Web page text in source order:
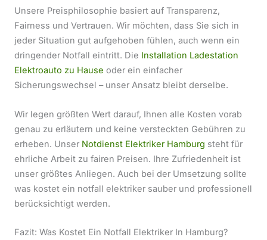
Unsere Preisphilosophie basiert auf Transparenz,
Fairness und Vertrauen. Wir möchten, dass Sie sich in
jeder Situation gut aufgehoben fühlen, auch wenn ein
dringender Notfall eintritt. Die Installation Ladestation
Elektroauto zu Hause oder ein einfacher
Sicherungswechsel – unser Ansatz bleibt derselbe.
Wir legen größten Wert darauf, Ihnen alle Kosten vorab
genau zu erläutern und keine versteckten Gebühren zu
erheben. Unser Notdienst Elektriker Hamburg steht für
ehrliche Arbeit zu fairen Preisen. Ihre Zufriedenheit ist
unser größtes Anliegen. Auch bei der Umsetzung sollte
was kostet ein notfall elektriker sauber und professionell
berücksichtigt werden.
Fazit: Was Kostet Ein Notfall Elektriker In Hamburg?